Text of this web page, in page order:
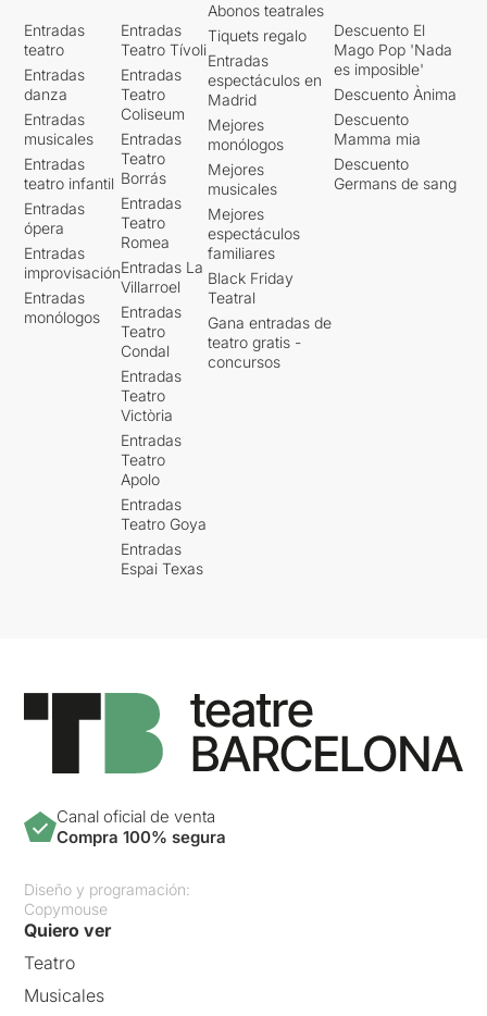
Entradas
teatro
Entradas
danza
Entradas
musicales
Entradas
teatro infantil
Entradas
ópera
Entradas
improvisación
Entradas
monólogos
Entradas
Teatro Tívoli
Entradas
Teatro
Coliseum
Entradas
Teatro
Borrás
Entradas
Teatro
Romea
Entradas La
Villarroel
Entradas
Teatro
Condal
Entradas
Teatro
Victòria
Entradas
Teatro
Apolo
Entradas
Teatro Goya
Entradas
Espai Texas
Abonos teatrales
Tiquets regalo
Entradas
espectáculos en
Madrid
Mejores
monólogos
Mejores
musicales
Mejores
espectáculos
familiares
Black Friday
Teatral
Gana entradas de
teatro gratis -
concursos
Descuento El
Mago Pop 'Nada
es imposible'
Descuento Ànima
Descuento
Mamma mia
Descuento
Germans de sang
Canal oficial de venta
Compra 100% segura
Diseño y programación:
Copymouse
Quiero ver
Teatro
Musicales